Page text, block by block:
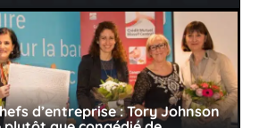
d’entreprise : Tory Johnson